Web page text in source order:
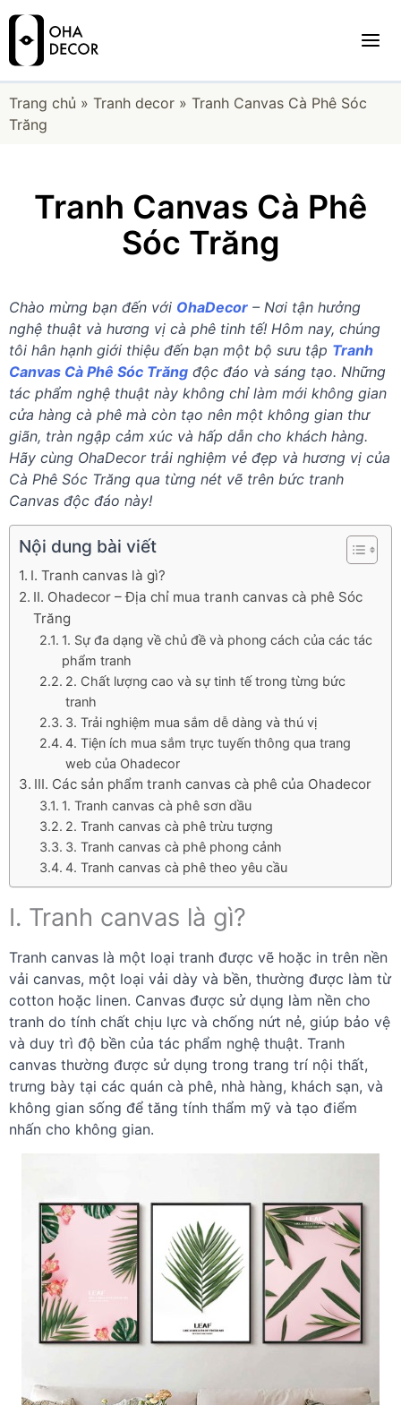
Trang chủ » Tranh decor » Tranh Canvas Cà Phê Sóc
Trăng
Tranh Canvas Cà Phê
Sóc Trăng
Chào mừng bạn đến với OhaDecor – Nơi tận hưởng
nghệ thuật và hương vị cà phê tinh tế! Hôm nay, chúng
tôi hân hạnh giới thiệu đến bạn một bộ sưu tập Tranh
Canvas Cà Phê Sóc Trăng độc đáo và sáng tạo. Những
tác phẩm nghệ thuật này không chỉ làm mới không gian
cửa hàng cà phê mà còn tạo nên một không gian thư
giãn, tràn ngập cảm xúc và hấp dẫn cho khách hàng.
Hãy cùng OhaDecor trải nghiệm vẻ đẹp và hương vị của
Cà Phê Sóc Trăng qua từng nét vẽ trên bức tranh
Canvas độc đáo này!
Nội dung bài viết
I. Tranh canvas là gì?
II. Ohadecor – Địa chỉ mua tranh canvas cà phê Sóc
Trăng
1. Sự đa dạng về chủ đề và phong cách của các tác
phẩm tranh
2. Chất lượng cao và sự tinh tế trong từng bức
tranh
3. Trải nghiệm mua sắm dễ dàng và thú vị
4. Tiện ích mua sắm trực tuyến thông qua trang
web của Ohadecor
III. Các sản phẩm tranh canvas cà phê của Ohadecor
1. Tranh canvas cà phê sơn dầu
2. Tranh canvas cà phê trừu tượng
3. Tranh canvas cà phê phong cảnh
4. Tranh canvas cà phê theo yêu cầu
I. Tranh canvas là gì?
Tranh canvas là một loại tranh được vẽ hoặc in trên nền
vải canvas, một loại vải dày và bền, thường được làm từ
cotton hoặc linen. Canvas được sử dụng làm nền cho
tranh do tính chất chịu lực và chống nứt nẻ, giúp bảo vệ
và duy trì độ bền của tác phẩm nghệ thuật. Tranh
canvas thường được sử dụng trong trang trí nội thất,
trưng bày tại các quán cà phê, nhà hàng, khách sạn, và
không gian sống để tăng tính thẩm mỹ và tạo điểm
nhấn cho không gian.